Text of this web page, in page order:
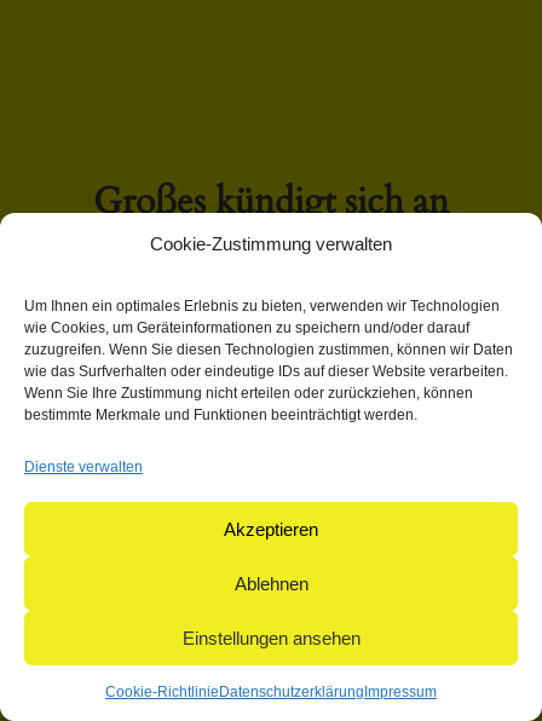
Cookie-Zustimmung verwalten
Um Ihnen ein optimales Erlebnis zu bieten, verwenden wir Technologien
wie Cookies, um Geräteinformationen zu speichern und/oder darauf
zuzugreifen. Wenn Sie diesen Technologien zustimmen, können wir Daten
wie das Surfverhalten oder eindeutige IDs auf dieser Website verarbeiten.
Wenn Sie Ihre Zustimmung nicht erteilen oder zurückziehen, können
bestimmte Merkmale und Funktionen beeinträchtigt werden.
Dienste verwalten
Akzeptieren
Ablehnen
Einstellungen ansehen
Cookie-Richtlinie Datenschutzerklärung Impressum
Großes kündigt sich an
Hier bahnt sich etwas Großes an! Unser Shop ist in Arbeit
und wird bald veröffentlicht!
© 2004-2026: herpetofauna Verlags-GmbH | Postfach 11 10 |
71365 Weinstadt | Germany